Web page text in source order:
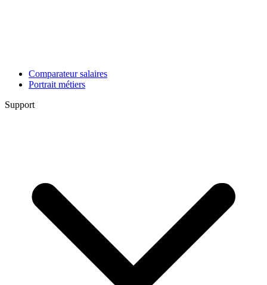
Comparateur salaires
Portrait métiers
Support